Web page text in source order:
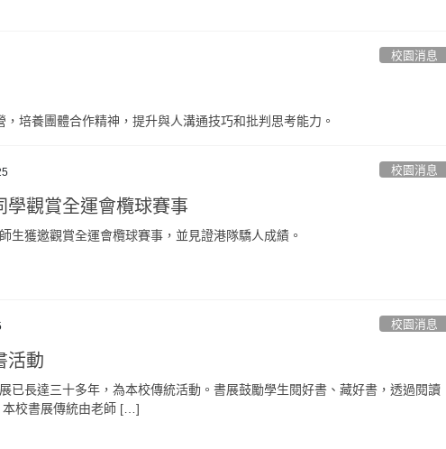
校園消息
培養團體合作精神，提升與人溝通技巧和批判思考能力。
校園消息
學觀賞全運會欖球賽事
生獲邀觀賞全運會欖球賽事，並見證港隊驕人成績。
校園消息
活動
已長達三十多年，為本校傳統活動。書展鼓勵學生閱好書、藏好書，透過閱讀
本校書展傳統由老師 […]